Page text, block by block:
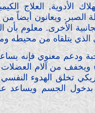
الأدوية, العلاج
ويعانون أيضاً من
الأخرى. معلوم
الذي يتلقاه من محيطه
ودعم معنوي فإنه
من آلام
تخلق الهدوء
بدخول الجسم ويساعد